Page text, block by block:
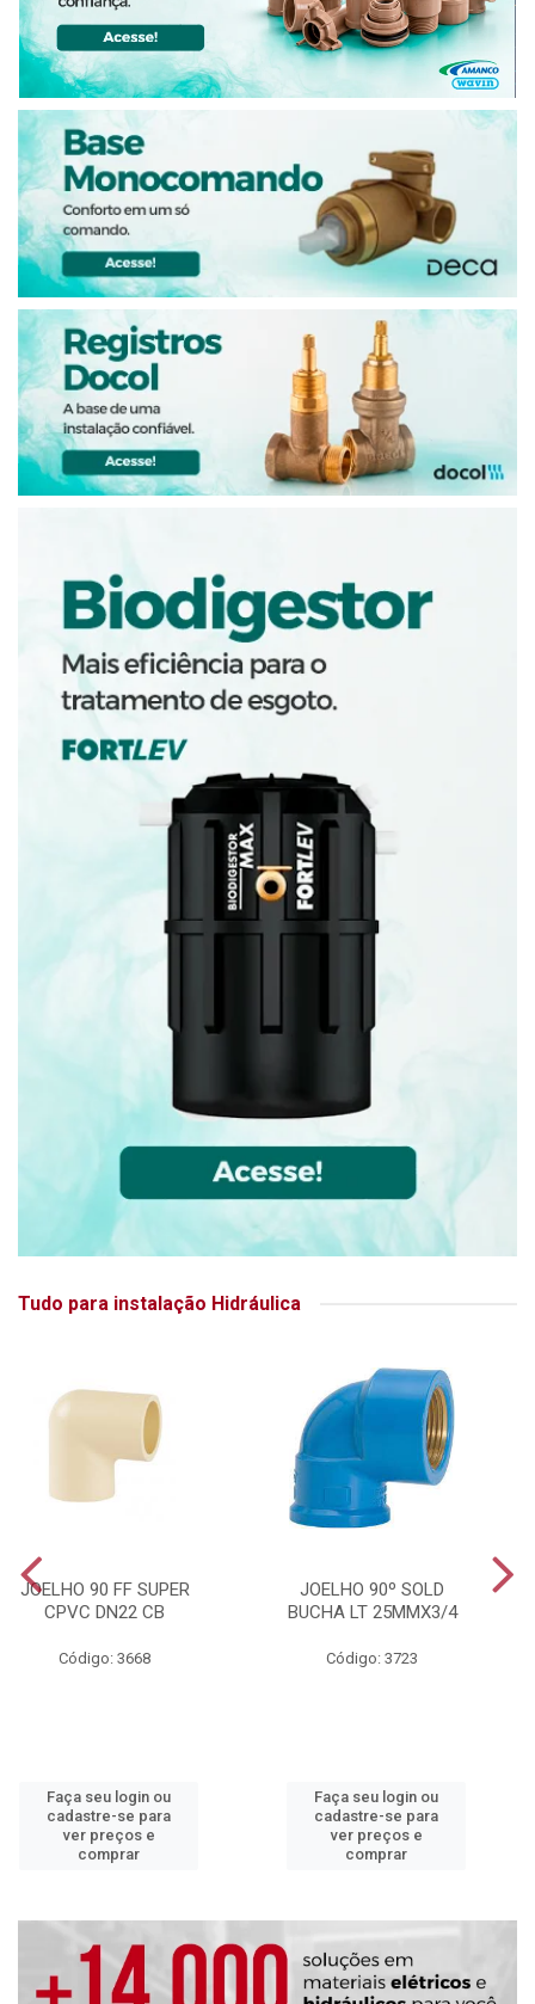
Tudo para instalação Hidráulica
JOELHO 90 FF SUPER
CPVC DN22 CB
Código: 3668
Faça seu login ou
cadastre-se para
ver preços e
comprar
JOELHO 90º SOLD
BUCHA LT 25MMX3/4
Código: 3723
Faça seu login ou
cadastre-se para
ver preços e
comprar